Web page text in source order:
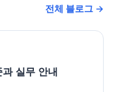
전체 블로그 →
실무 안내